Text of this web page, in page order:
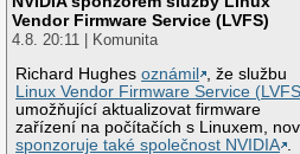
Vendor Firmware Service (LVFS)
4.8. 20:11 | Komunita
Richard Hughesoznámil
, že službu
Linux Vendor Firmware Service
umožňující aktualizovat firmware
zařízení na počítačích s Linuxem,
sponzoruje také společnost NVIDIA .